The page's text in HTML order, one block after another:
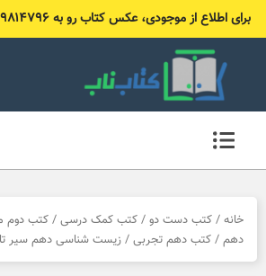
برای اطلاع از موجودی، عکس کتاب رو به ۰۹۱۹۹۸۱۴۷۹۶ (بله یا ایتا) بفرست
خانه / کتب دست دو / کتب کمک درسی / کتب دوم
دهم / کتب دهم تجربی / زیست شناسی دهم سیر